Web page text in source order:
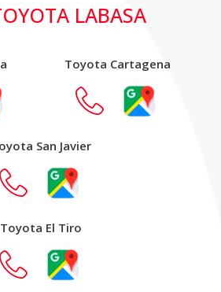
LABASA
Toyota Cartagena
San Javier
Toyota El Tiro